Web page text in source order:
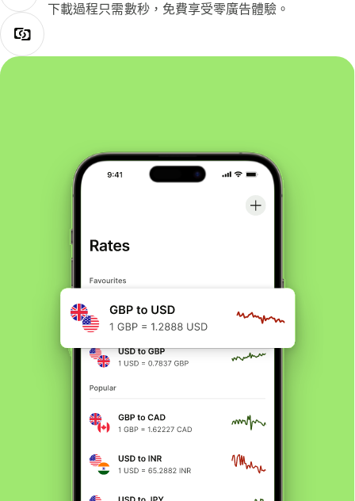
下載過程只需數秒，免費享受零廣告體驗。